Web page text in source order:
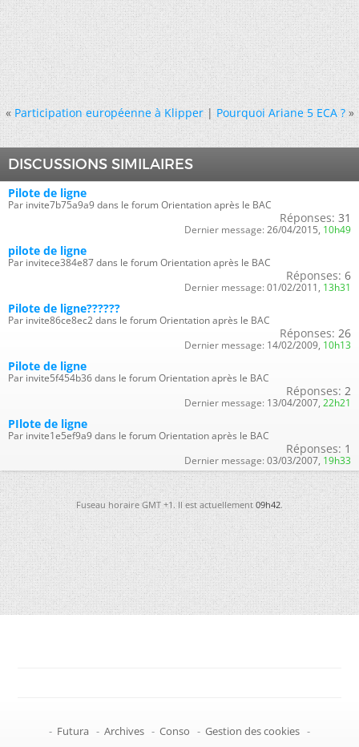
« Participation européenne à Klipper|Pourquoi Ariane 5 ECA ? »
DISCUSSIONS SIMILAIRES
Pilote de ligne
Par invite7b75a9a9 dans le forum Orientation après le BAC
Réponses: 31
Dernier message: 26/04/2015, 10h49
pilote de ligne
Par invitece384e87 dans le forum Orientation après le BAC
Réponses: 6
Dernier message: 01/02/2011, 13h31
Pilote de ligne??????
Par invite86ce8ec2 dans le forum Orientation après le BAC
Réponses: 26
Dernier message: 14/02/2009, 10h13
Pilote de ligne
Par invite5f454b36 dans le forum Orientation après le BAC
Réponses: 2
Dernier message: 13/04/2007, 22h21
PIlote de ligne
Par invite1e5ef9a9 dans le forum Orientation après le BAC
Réponses: 1
Dernier message: 03/03/2007, 19h33
Fuseau horaire GMT +1. Il est actuellement09h42.
- Futura - Archives - Conso - Gestion des cookies -